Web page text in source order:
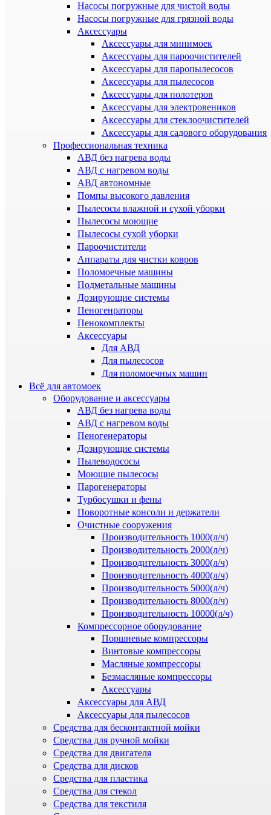
Насосы погружные для чистой воды
Насосы погружные для грязной воды
Аксессуары
Аксессуары для минимоек
Аксессуары для пароочистителей
Аксессуары для паропылесосов
Аксессуары для пылесосов
Аксессуары для полотеров
Аксессуары для электровеников
Аксессуары для стеклоочистителей
Аксессуары для садового оборудования
Профессиональная техника
АВД без нагрева воды
АВД с нагревом воды
АВД автономные
Помпы высокого давления
Пылесосы влажной и сухой уборки
Пылесосы моющие
Пылесосы сухой уборки
Пароочистители
Аппараты для чистки ковров
Поломоечные машины
Подметальные машины
Дозирующие системы
Пеногенраторы
Пенокомплекты
Аксессуары
Для АВД
Для пылесосов
Для поломоечных машин
Всё для автомоек
Оборудование и аксессуары
АВД без нагрева воды
АВД с нагревом воды
Пеногенераторы
Дозирующие системы
Пылеводососы
Моющие пылесосы
Парогенераторы
Турбосушки и фены
Поворотные консоли и держатели
Очистные сооружения
Производительность 1000(л/ч)
Производительность 2000(л/ч)
Производительность 3000(л/ч)
Производительность 4000(л/ч)
Производительность 5000(л/ч)
Производительность 8000(л/ч)
Производительность 10000(л/ч)
Компрессорное оборудование
Поршневые компрессоры
Винтовые компрессоры
Масляные компрессоры
Безмасляные компрессоры
Аксессуары
Аксессуары для АВД
Аксессуары для пылесосов
Средства для бесконтактной мойки
Средства для ручной мойки
Средства для двигателя
Средства для дисков
Средства для пластика
Средства для стекол
Средства для текстиля